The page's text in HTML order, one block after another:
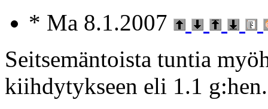
* Ma 8.1.2007
Seitsemäntoista tuntia
kiihdytykseen eli 1.1 g:hen.